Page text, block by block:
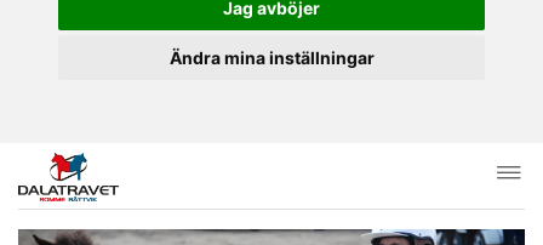
Jag avböjer
Ändra mina inställningar